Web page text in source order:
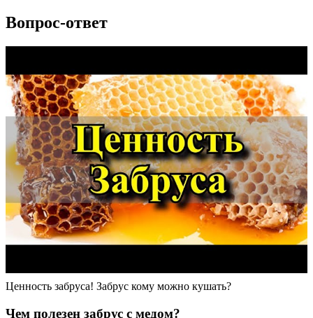
Вопрос-ответ
Ценность забруса! Забрус кому можно кушать?
Чем полезен забрус с медом?